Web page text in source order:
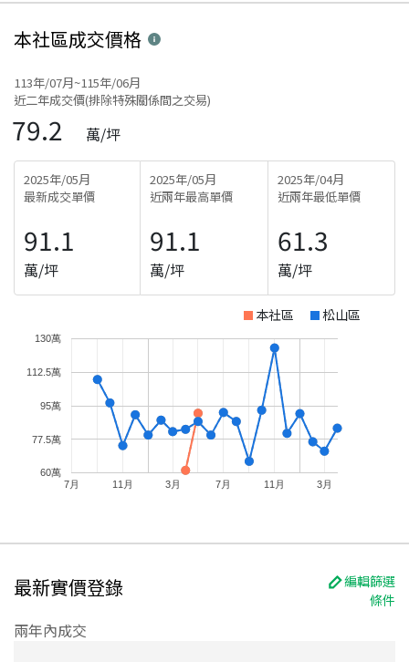
本社區成交價格
113年/07月~115年/06月
近二年成交價(排除特殊關係間之交易)
79.2 萬/坪
2025年/05月
最新成交單價
91.1
萬/坪
2025年/05月
近兩年最高單價
91.1
萬/坪
2025年/04月
近兩年最低單價
61.3
萬/坪
本社區 松山區
7月 11月 3月 7月 11月 3月
60萬
77.5萬
95萬
112.5萬
130萬
最新實價登錄
編輯篩選
條件
兩年內成交